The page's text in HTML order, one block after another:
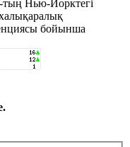
Нью-Йорктегі
бойынша